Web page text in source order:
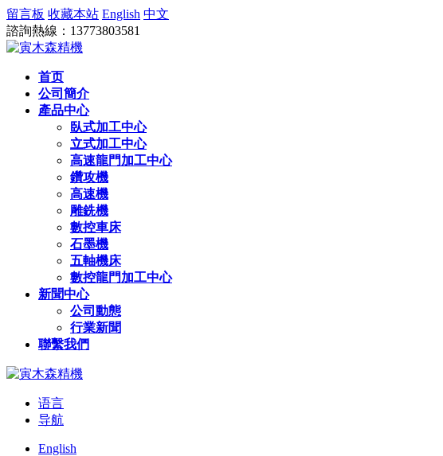
留言板 收藏本站 English 中文
諮詢熱線：13773803581
首页
公司簡介
產品中心
臥式加工中心
立式加工中心
高速龍門加工中心
鑽攻機
高速機
雕銑機
數控車床
石墨機
五軸機床
數控龍門加工中心
新聞中心
公司動態
行業新聞
聯繫我們
语言
导航
English